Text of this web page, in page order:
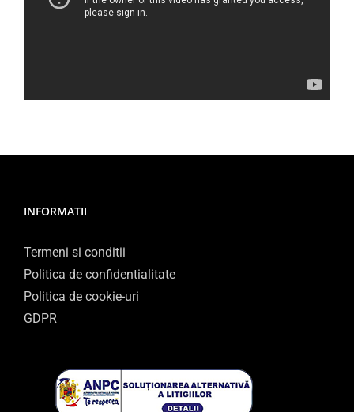
INFORMATII
Termeni si conditii
Politica de confidentialitate
Politica de cookie-uri
GDPR